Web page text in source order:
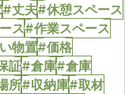
#丈夫#休憩スペース
ス#作業スペース
物置#価格
証#倉庫#倉庫
所#収納庫#取材